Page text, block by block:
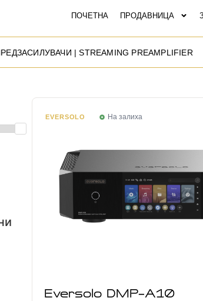
ПОЧЕТНА ПРОДАВНИЦА
| STREAMING PREAMPLIFIER
EVERSOLO На залиха
Eversolo DMP-A10